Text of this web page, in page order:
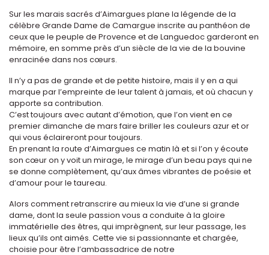
Sur les marais sacrés d’Aimargues plane la légende de la
célèbre Grande Dame de Camargue inscrite au panthéon de
ceux que le peuple de Provence et de Languedoc garderont en
mémoire, en somme près d’un siècle de la vie de la bouvine
enracinée dans nos cœurs.
Il n’y a pas de grande et de petite histoire, mais il y en a qui
marque par l’empreinte de leur talent à jamais, et où chacun y
apporte sa contribution.
C’est toujours avec autant d’émotion, que l’on vient en ce
premier dimanche de mars faire briller les couleurs azur et or
qui vous éclaireront pour toujours.
En prenant la route d’Aimargues ce matin là et si l’on y écoute
son cœur on y voit un mirage, le mirage d’un beau pays qui ne
se donne complètement, qu’aux âmes vibrantes de poésie et
d’amour pour le taureau.
Alors comment retranscrire au mieux la vie d’une si grande
dame, dont la seule passion vous a conduite à la gloire
immatérielle des êtres, qui imprègnent, sur leur passage, les
lieux qu’ils ont aimés. Cette vie si passionnante et chargée,
choisie pour être l’ambassadrice de notre